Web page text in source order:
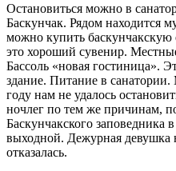
Остановиться можно в
Баскунчак. Рядом находится
можно купить баскунчакскую
это хороший сувенир.
Бассоль «новая гостиница».
здание. Питание в
году нам не удалось
ночлег по тем же причинам,
Баскунчакского заповедника
выходной. Дежурная девушка
отказалась.